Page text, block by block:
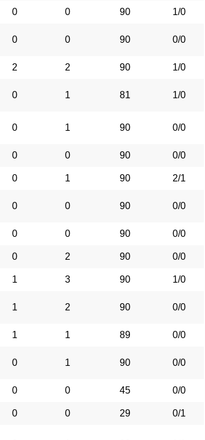
0 0 90 1/0
0 0 90 0/0
2 2 90 1/0
0 1 81 1/0
0 1 90 0/0
0 0 90 0/0
0 1 90 2/1
0 0 90 0/0
0 0 90 0/0
0 2 90 0/0
1 3 90 1/0
1 2 90 0/0
1 1 89 0/0
0 1 90 0/0
0 0 45 0/0
0 0 29 0/1